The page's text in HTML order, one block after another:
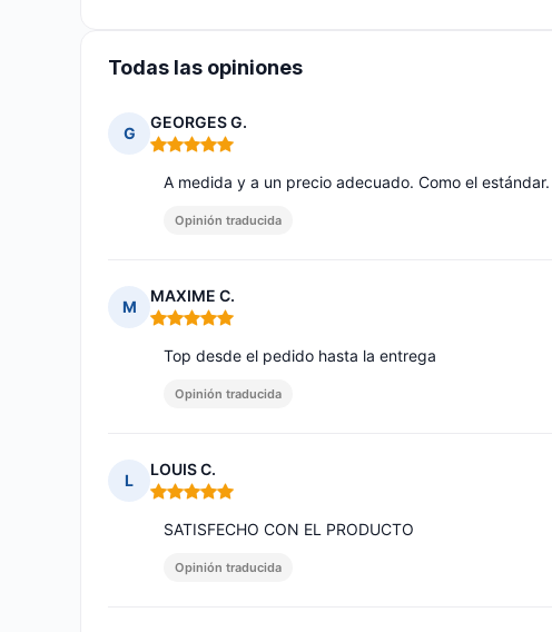
Todas las opiniones
G
GEORGES G.
Nota: 5 de 5
A medida y a un precio adecuado. Como el
Opinión traducida
M
MAXIME C.
Nota: 5 de 5
Top desde el pedido hasta la entrega
Opinión traducida
L
LOUIS C.
Nota: 5 de 5
SATISFECHO CON EL PRODUCTO
Opinión traducida